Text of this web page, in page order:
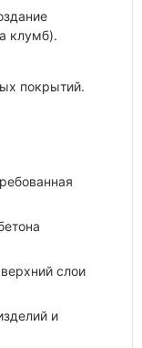
клумб).
покрытий.
слои
и